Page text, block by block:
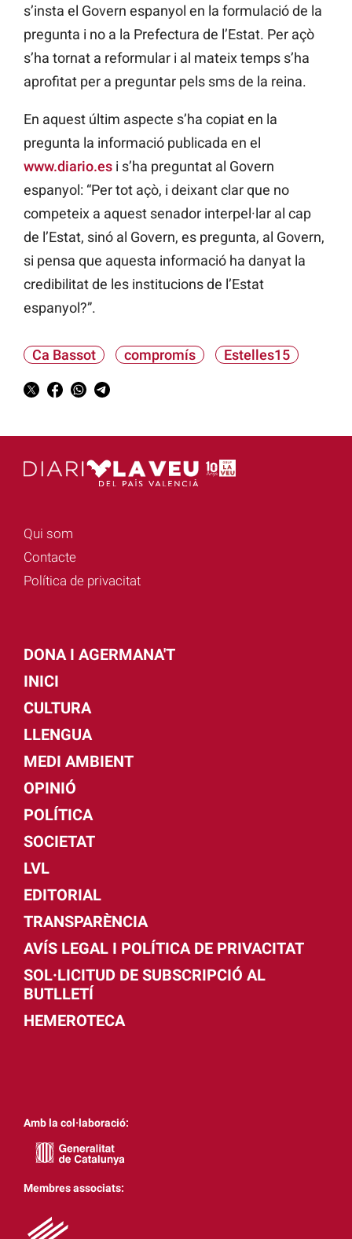
s’insta el Govern espanyol en la formulació de la
pregunta i no a la Prefectura de l’Estat. Per açò
s’ha tornat a reformular i al mateix temps s’ha
aprofitat per a preguntar pels sms de la reina.
En aquest últim aspecte s’ha copiat en la
pregunta la informació publicada en el
www.diario.es i s’ha preguntat al Govern
espanyol: “Per tot açò, i deixant clar que no
competeix a aquest senador interpel·lar al cap
de l’Estat, sinó al Govern, es pregunta, al Govern,
si pensa que aquesta informació ha danyat la
credibilitat de les institucions de l’Estat
espanyol?”.
Ca Bassot compromís Estelles15
Qui som
Contacte
Política de privacitat
DONA I AGERMANA'T
INICI
CULTURA
LLENGUA
MEDI AMBIENT
OPINIÓ
POLÍTICA
SOCIETAT
LVL
EDITORIAL
TRANSPARÈNCIA
AVÍS LEGAL I POLÍTICA DE PRIVACITAT
SOL·LICITUD DE SUBSCRIPCIÓ AL
BUTLLETÍ
HEMEROTECA
Amb la col·laboració:
Membres associats: